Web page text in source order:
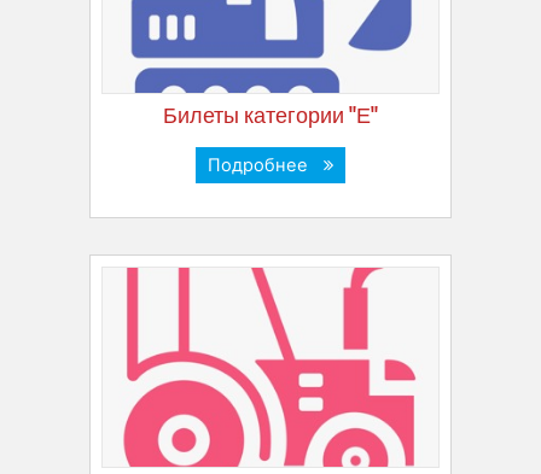
Билеты категории "Е"
Подробнее